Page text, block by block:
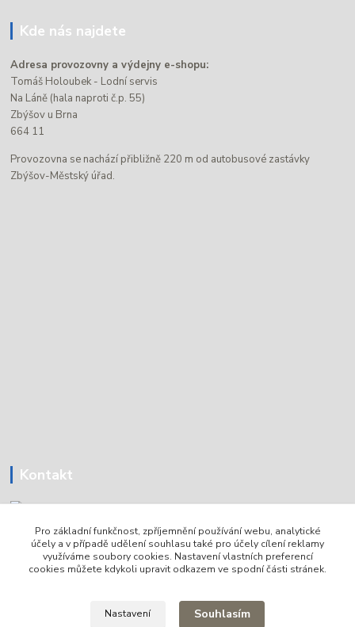
Kde nás najdete
Adresa provozovny a výdejny e-shopu:
Tomáš Holoubek - Lodní servis
Na Láně (hala naproti č.p. 55)
Zbýšov u Brna
664 11
Provozovna se nachází přibližně 220 m od autobusové zastávky
Zbýšov-Městský úřad.
Kontakt
Tomáš Holoubek
+420736720979
Pro základní funkčnost, zpříjemnění používání webu, analytické
účely a v případě udělení souhlasu také pro účely cílení reklamy
využíváme soubory cookies. Nastavení vlastních preferencí
cookies můžete kdykoli upravit odkazem ve spodní části stránek.
Nastavení Souhlasím